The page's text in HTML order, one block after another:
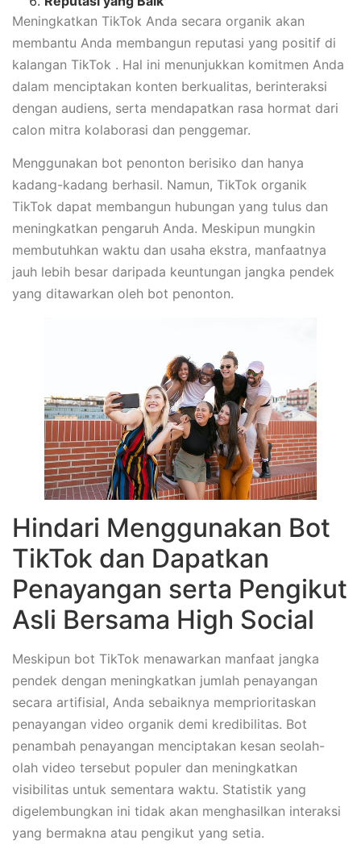
Meningkatkan TikTok Anda secara organik akan
membantu Anda membangun reputasi yang positif di
kalangan TikTok . Hal ini menunjukkan komitmen Anda
dalam menciptakan konten berkualitas, berinteraksi
dengan audiens, serta mendapatkan rasa hormat dari
calon mitra kolaborasi dan penggemar.
Menggunakan bot penonton berisiko dan hanya
kadang-kadang berhasil. Namun, TikTok organik
TikTok dapat membangun hubungan yang tulus dan
meningkatkan pengaruh Anda. Meskipun mungkin
membutuhkan waktu dan usaha ekstra, manfaatnya
jauh lebih besar daripada keuntungan jangka pendek
yang ditawarkan oleh bot penonton.
Hindari Menggunakan Bot
TikTok dan Dapatkan
Penayangan serta Pengikut
Asli Bersama High Social
Meskipun bot TikTok menawarkan manfaat jangka
pendek dengan meningkatkan jumlah penayangan
secara artifisial, Anda sebaiknya memprioritaskan
penayangan video organik demi kredibilitas. Bot
penambah penayangan menciptakan kesan seolah-
olah video tersebut populer dan meningkatkan
visibilitas untuk sementara waktu. Statistik yang
digelembungkan ini tidak akan menghasilkan interaksi
yang bermakna atau pengikut yang setia.